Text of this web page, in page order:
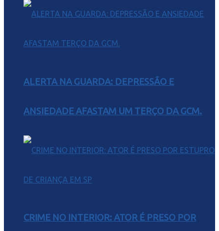
ALERTA NA GUARDA: DEPRESSÃO E
ANSIEDADE AFASTAM UM TERÇO DA GCM.
CRIME NO INTERIOR: ATOR É PRESO POR